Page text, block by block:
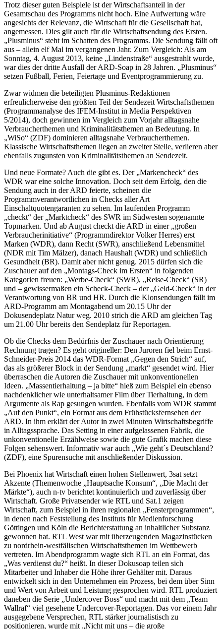
Trotz dieser guten Beispiele ist der Wirtschaftsanteil in der
Gesamtschau des Programms nicht hoch. Eine Aufwertung wäre
angesichts der Relevanz, die Wirtschaft für die Gesellschaft hat,
angemessen. Dies gilt auch für die Wirtschaftsendung des Ersten.
„Plus­minus“ steht im Schatten des Programms. Die Sendung fällt oft
aus – allein elf Mal im vergangenen Jahr. Zum Vergleich: Als am
Sonntag, 4. August 2013, keine „Lindenstraße“ ausgestrahlt wurde,
war dies der dritte Ausfall der ARD-Soap in 28 Jahren. „Plusminus“
setzen Fußball, Ferien, Feiertage und Eventprogrammierung zu.
Zwar widmen die beteiligten Plusminus-Redaktionen
erfreulicherweise den größten Teil der Sendezeit Wirtschafts­themen
(Programmanalyse des IFEM-Institut in Media Perspektiven
5/2014), doch gewinnen im Vergleich zum Vorjahr alltagsnahe
Verbraucherthemen und Kriminalitäts­themen an Bedeutung. In
„WiSo“ (ZDF) dominieren alltagsnahe Verbraucherthemen.
Klassische Wirtschaftsthemen liegen an zweiter Stelle, verlieren aber
ebenfalls zugunsten von Kriminalitätsthemen an Sendezeit.
Und neue Formate? Auch die gibt es. Der „Markencheck“ des
WDR war eine solche Innovation. Doch seit dem Erfolg, den die
Sendung auch in der ARD feierte, scheinen die
Programmverantwortlichen in Checks aller Art
Einschaltquotengaranten zu sehen. Im laufenden Programm
„checkt“ der „Marktcheck“ des SWR im Südwesten sogenannte
Topmarken. Und ab August checkt die ARD in einer „großen
Verbraucherinitiative“ (Programmdirektor Volker Herres) erst
Marken (WDR), dann Recht (SWR), anschließend Lebensmittel
(NDR mit Tim Mälzer), danach Haushalt (WDR) und schließlich
Gesundheit (BR). Damit aber nicht genug. 2015 dürfen sich die
Zuschauer auf den „Montags-Check im Ersten“ in folgenden
Kategorien freuen: „Werbe-Check“ (SWR), „Reise-Check“ (SR)
und – gewissermaßen ein Scheck-Check – der „Geld-Check“ in der
Verantwortung von BR und HR. Durch die Klonsendungen fällt im
ARD-Programm am Montagabend um 20.15 Uhr der
Dokusendeplatz Natur weg. 2010 strich die ARD am gleichen Tag
um 21.00 Uhr bereits den Sendeplatz für Reportagen.
Ob die Checks dem Bedürfnis der Zuschauer nach Orientierung
Rechnung tragen? Es geht origineller: Den Juroren fiel beim Ernst-
Schneider-Preis 2014 das WDR-Format „Gegen den Strich“ auf,
das als größerer Block in der Sendung „markt“ gesendet wird. Hier
überraschen die Autoren die Zuschauer mit unkonventionellen
Ideen. „Massentierhaltung – ja bitte“ hieß zum Beispiel ein ebenso
nachdenklicher wie unterhaltsamer Film über Tierhaltung, in dem
Argumente als Rap gesungen wurden. Ebenfalls vom WDR stammt
„Auf den Punkt“, ein Format aus dem Frühstücksfernsehen der
ARD. In ihm erklärt der Autor in zwei Minuten Wirtschaftsbegriffe
in Alltagssprache. Das Setting in einer aufgelassenen Fabrik, die
unkonventionelle Erzählweise sowie die gute Grafik machen diese
Folgen sehenswert. Informativ war auch „Wie geht´s Deutschland?
(ZDF), eine Spurensuche mit anschließender Diskussion.
Bei Phoenix hat Wirtschaft einen hohen Stellenwert, 3sat setzt
Akzente (Themenwoche „Hauptsache Konsum“, „Die Macht der
Märkte“), auch n-tv berichtet kontinuierlich und zuverlässig über
Wirtschaft. Große Privatsender wie RTL und Sat.1 zeigen
Wirtschaft, zum Beispiel in ihren regionalen „Fensterprogrammen“,
in denen nach Feststellung des Instituts für Medienforschung
Göttingen und Köln die Berichterstattung an inhaltlicher Substanz
gewonnen hat. RTL West war mit überzeugenden Magazinstücken
zu nordrhein-westfälischen Wirtschaftsthemen im Wettbewerb
vertreten. Im Abendprogramm wagte sich RTL an ein Format, das
„Was verdienst du?“ heißt. In dieser Dokusoap teilen sich
Mitarbeiter und Inhaber die Höhe ihrer Gehälter mit. Daraus
entwickelt sich in den Unternehmen ein Prozess, bei dem über Sinn
und Wert von Arbeit und Leistung gesprochen wird. RTL produziert
daneben die Serie „Undercover Boss“ und macht mit dem „Team
Wallraf“ viel gesehene Undercover-Reportagen. Das vor einem Jahr
ausgegebene Versprechen, RTL stärker journalistisch zu
positionieren, wurde mit „Nicht mit uns – die große